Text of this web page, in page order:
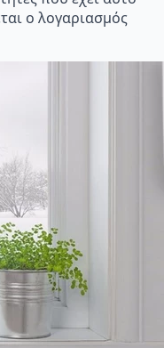
ο λογαριασμός